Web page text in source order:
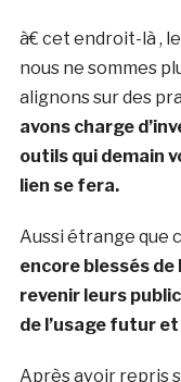
à€ cet endroit-là ,
nous ne sommes
alignons sur des
avons charge
outils qui demain
lien se fera.
Aussi étrange que
encore blessés
revenir leurs
de l’usage futur
Après avoir repris